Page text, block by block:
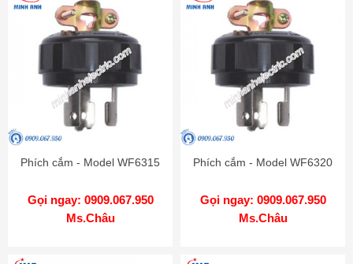
Phích cắm - Model WF6315
Gọi ngay: 0909.067.950
Ms.Châu
Phích cắm - Model WF6320
Gọi ngay: 0909.067.950
Ms.Châu